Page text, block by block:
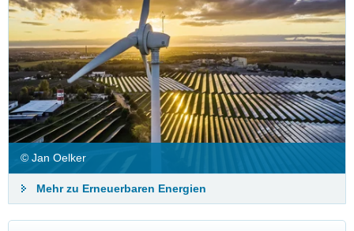
© Jan Oelker
Mehr zu Erneuerbaren Energien